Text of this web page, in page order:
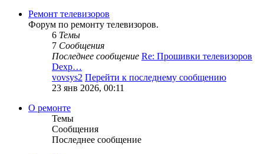
Ремонт телевизоров
Форум по ремонту телевизоров.
6 Темы
7 Сообщения
Последнее сообщение Re: Прошивки телевизоров
Dexp…
vovsys2 Перейти к последнему сообщению
23 янв 2026, 00:11
О ремонте
Темы
Сообщения
Последнее сообщение